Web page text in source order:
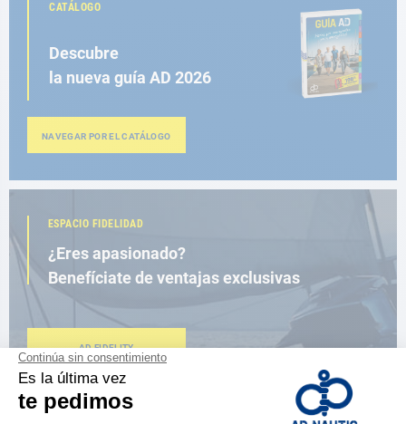
CATÁLOGO
Descubre
la nueva guía AD 2026
NAVEGAR POR EL CATÁLOGO
ESPACIO FIDELIDAD
¿Eres apasionado?
Benefíciate de ventajas exclusivas
AD FIDELITY